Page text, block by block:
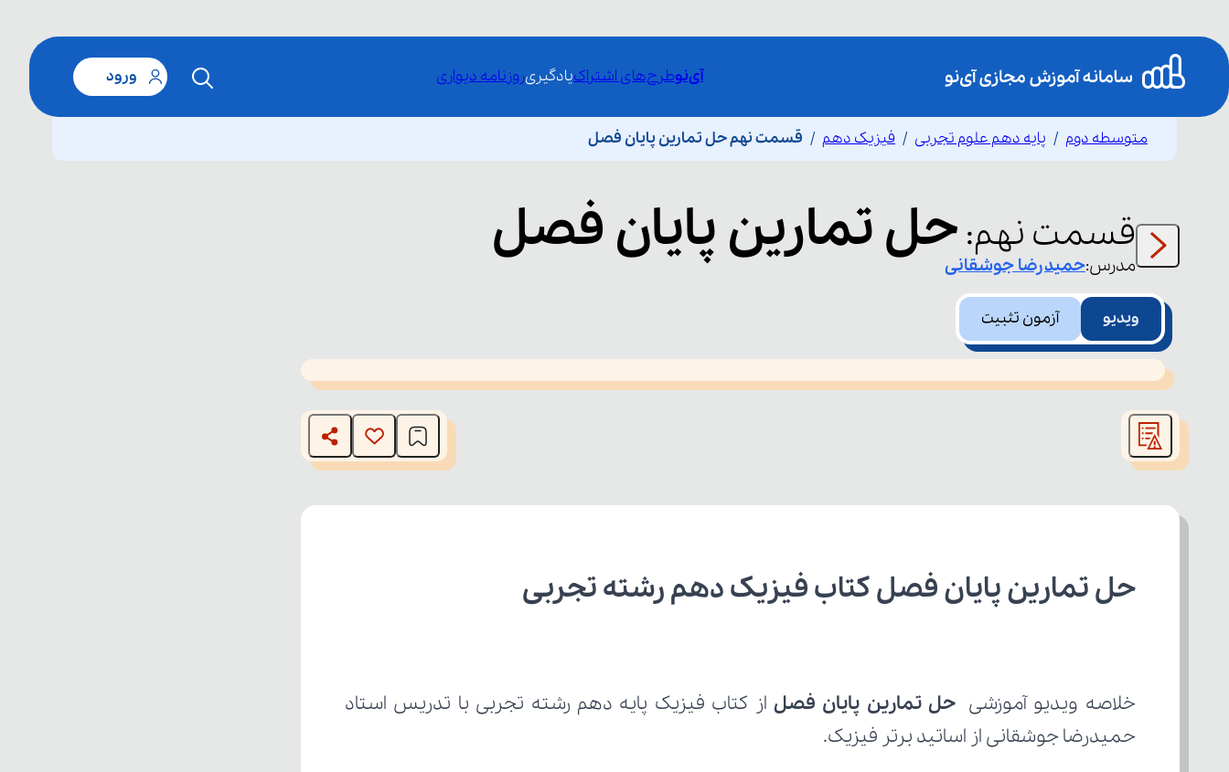
آی‌نوطرح‌های اشتراکیادگیریروزنامه دیواری ورود
متوسطه دوم پایه دهم علوم تجربی فیزیک دهم قسمت نهم حل تمارین پایان فصل
قسمت نهم:حل تمارین پایان فصل مدرس:حمیدرضاجوشقانی
ویدیو آزمون تثبیت
This
is
window.
حل تمارین پایان فصل کتاب فیزیک دهم رشته تجربی
خلاصه ویدیو آموزشی حل تمارین پایان فصل
حمیدرضا جوشقانی از اساتید برتر فیزیک.